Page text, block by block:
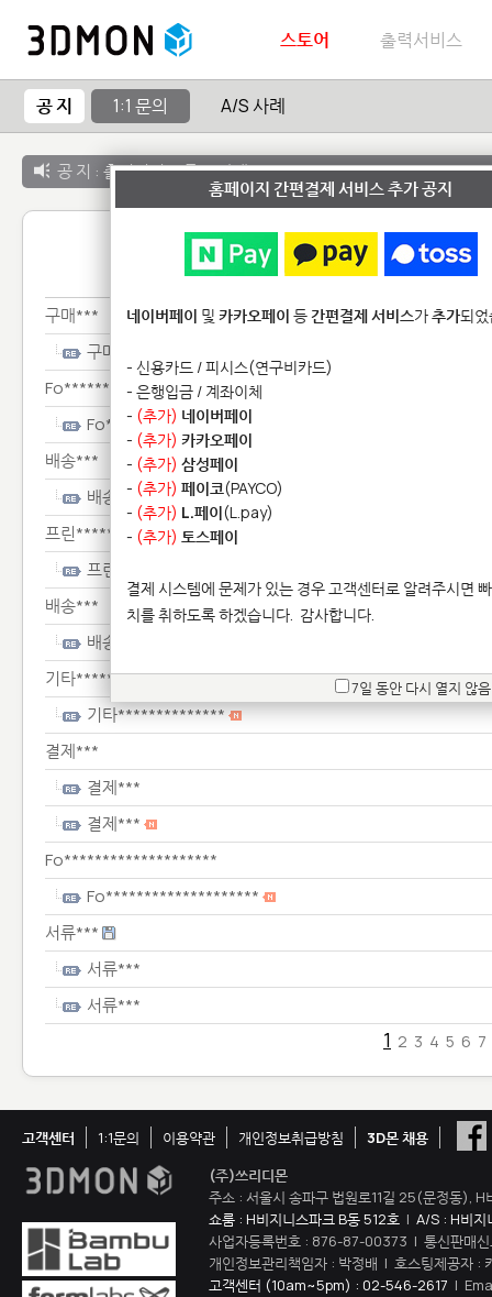
스토어 출력서비스
공 지 1:1 문의 A/S 사례
공 지 : 출력서비스 종료 안내
1:1 문
구매***
구매***
Fo********************
Fo********************
배송***
배송***
프린****************
프린****************
배송***
배송***
기타**************
기타**************
결제***
결제***
결제***
Fo********************
Fo********************
서류***
서류***
서류***
1 2 3 4 5 6 7
고객센터 1:1문의 이용약관 개인정보취급방침
3D몬 채용
(주)쓰리디몬
주소 : 서울시 송파구 법원로11길 25(문정동),
쇼룸 : H비지니스파크 B동 512호 | A/S : H비지
사업자등록번호 : 876-87-00373 | 통신판매
개인정보관리책임자 : 박정배 | 호스팅제공자 :
고객센터 (10am~5pm) : 02-546-2617 |
홈페이지 간편결제 서비스 추가 공지
네이버페이 및 카카오페이 등간편결제 서비스가추가되
- 신용카드 / 피시스(연구비카드)
- 은행입금 / 계좌이체
- (추가) 네이버페이
- (추가) 카카오페이
- (추가) 삼성페이
- (추가) 페이코(PAYCO)
- (추가) L.페이(L.pay)
- (추가) 토스페이
결제 시스템에 문제가 있는 경우 고객센터로 알려주시면
치를 취하도록 하겠습니다. 감사합니다.
7일 동안 다시 열지 않음